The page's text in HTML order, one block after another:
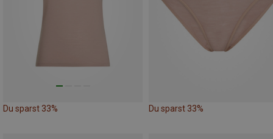
Du sparst 33% Du sparst 33%